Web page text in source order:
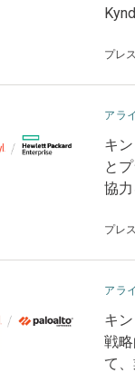
プレ
アラ
キ
と
協
プレ
アラ
キ
戦
て